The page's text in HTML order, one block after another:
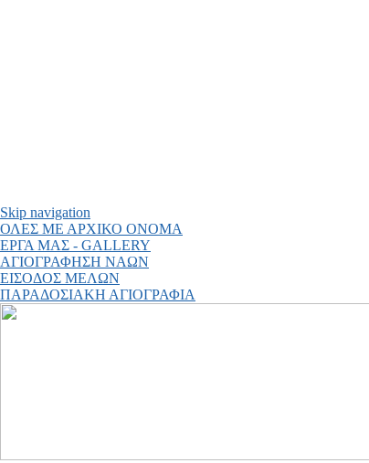
Skip navigation
ΟΛΕΣ ΜΕ ΑΡΧΙΚΟ ΟΝΟΜΑ
ΕΡΓΑ ΜΑΣ - GALLERY
ΑΓΙΟΓΡΑΦΗΣΗ ΝΑΩΝ
ΕΙΣΟΔΟΣ ΜΕΛΩΝ
ΠΑΡΑΔΟΣΙΑΚΗ ΑΓΙΟΓΡΑΦΙΑ